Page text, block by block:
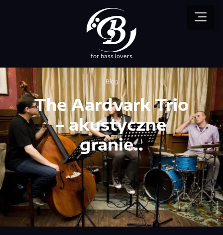
for bass lovers
Blog
The Aardvark Trio
– akustyczne
granie..
przez NEBUSO